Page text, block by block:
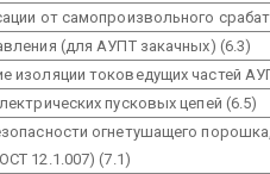
от самопроизвольного
(для АУПТ закачных) (6.3)
изоляции токоведущих частей
пусковых цепей (6.5)
огнетушащего
12.1.007) (7.1)